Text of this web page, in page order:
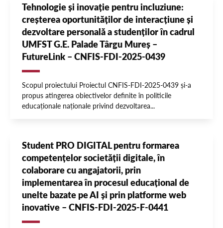
Tehnologie și inovație pentru incluziune:
creșterea oportunităților de interacțiune și
dezvoltare personală a studenților în cadrul
UMFST G.E. Palade Târgu Mureș –
FutureLink – CNFIS-FDI-2025-0439
Scopul proiectului Proiectul CNFIS-FDI-2025-0439 și-a
propus atingerea obiectivelor definite în politicile
educaționale naționale privind dezvoltarea...
Student PRO DIGITAL pentru formarea
competențelor societății digitale, în
colaborare cu angajatorii, prin
implementarea în procesul educațional de
unelte bazate pe AI și prin platforme web
inovative – CNFIS-FDI-2025-F-0441